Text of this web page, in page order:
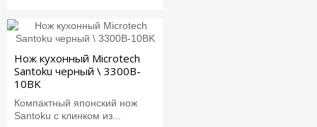
Нож кухонный Microtech
Santoku черный \ 3300B-
10BK
Компактный японский нож
Santoku с клинком из...